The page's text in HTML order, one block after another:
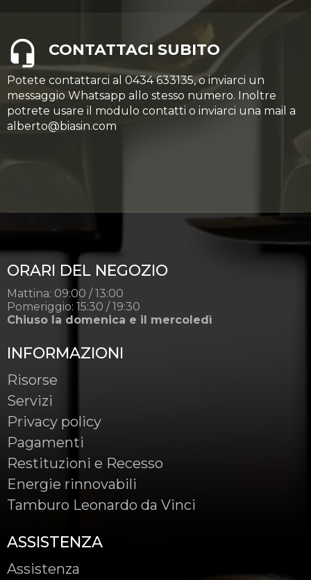
CONTATTACI SUBITO
Potete contattarci al 0434 633135, o inviarci un
messaggio Whatsapp allo stesso numero. Inoltre
potrete usare il modulo contatti o inviarci una mail a
alberto@biasin.com
ORARI DEL NEGOZIO
Mattina: 09:00 / 13:00
Pomeriggio: 15:30 / 19:30
Chiuso la domenica e il mercoledì
INFORMAZIONI
Risorse
Servizi
Privacy policy
Pagamenti
Restituzioni e Recesso
Energie rinnovabili
Tamburo Leonardo da Vinci
ASSISTENZA
Assistenza